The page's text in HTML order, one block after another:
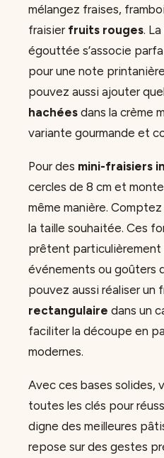
mélangez fraises,
fraisier fruits rouges. La
égouttée s’associe
pour une note
pouvez aussi ajouter
hachées dans la crème
variante gourmande et
Pour des mini-fraisiers
cercles de 8 cm et
même manière.
la taille souhaitée. Ces
prêtent
événements ou goûters
pouvez aussi réaliser un
rectangulaire dans un
faciliter la découpe en
modernes.
Avec ces bases solides,
toutes les clés pour
digne des meilleures
repose sur des gestes